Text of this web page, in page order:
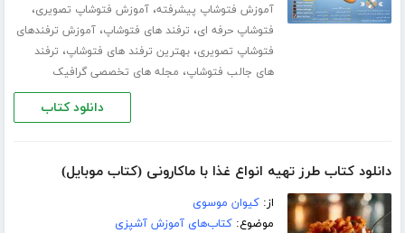
آموزش فتوشاپ پیشرفته،آموزش فتوشاپ تصویری،
فتوشاپ حرفه ای، ترفند های فتوشاپ،آموزش ترفندهای
فتوشاپ تصویری،بهترین ترفند های فتوشاپ، ترفند
های جالب فتوشاپ، مجله های تخصصی گرافیک
دانلود کتاب
دانلود کتاب طرز تهیه انواع غذا با ماکارونی (کتاب موبایل)
از:کیوان موسوی
موضوع:کتاب‌های آموزش آشپزی